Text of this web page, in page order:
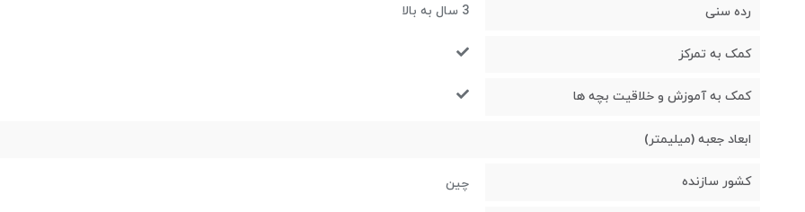
رده سنی 3 سال به بالا
کمک به تمرکز
کمک به آموزش و خلاقیت بچه ها
ابعاد جعبه (میلیمتر)
کشور سازنده چین